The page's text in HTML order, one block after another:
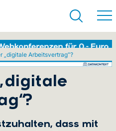
„digitale Arbeitsvertrag“?
dass mit